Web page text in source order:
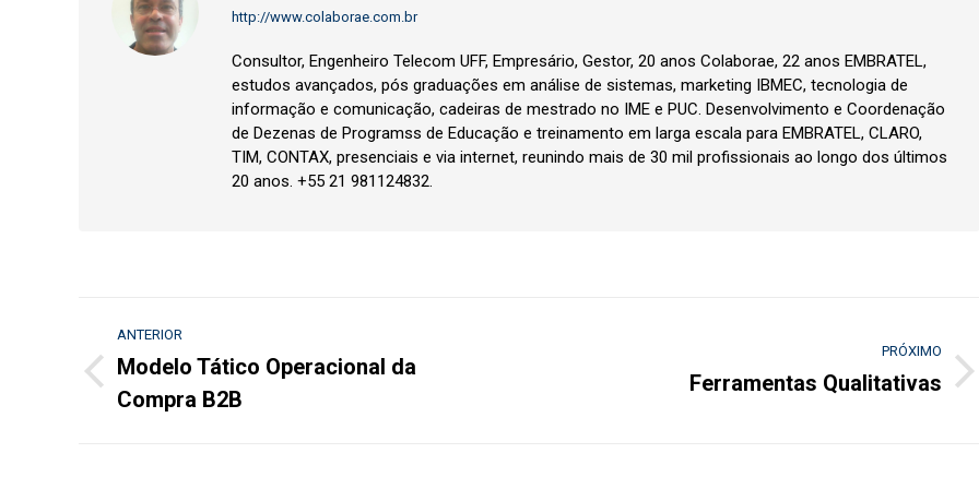
http://www.colaborae.com.br
Consultor, Engenheiro Telecom UFF, Empresário, Gestor, 20 anos Colaborae, 22 anos EMBRATEL,
estudos avançados, pós graduações em análise de sistemas, marketing IBMEC, tecnologia de
informação e comunicação, cadeiras de mestrado no IME e PUC. Desenvolvimento e Coordenação
de Dezenas de Programss de Educação e treinamento em larga escala para EMBRATEL, CLARO,
TIM, CONTAX, presenciais e via internet, reunindo mais de 30 mil profissionais ao longo dos últimos
20 anos. +55 21 981124832.
Navegação
de
post:
ANTERIOR
anterior:
Modelo Tático Operacional da
Compra B2B
PRÓXIMO
Ferramentas Qualitativas